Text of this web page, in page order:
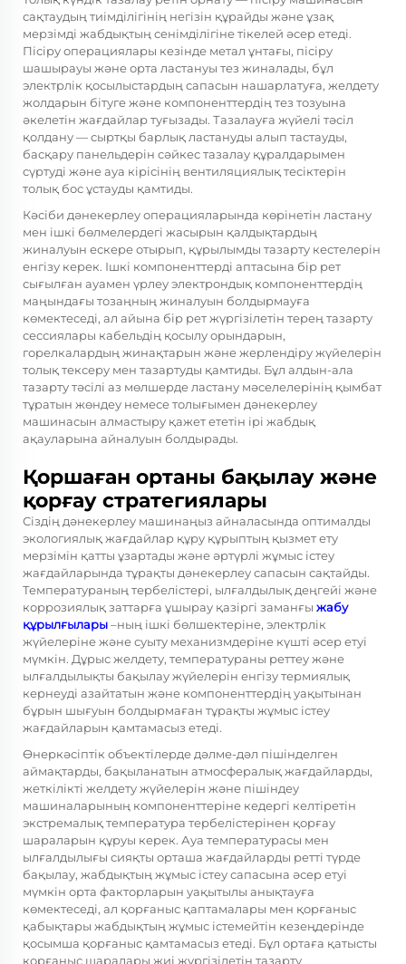
сақтаудың тиімділігінің негізін құрайды және ұзақ
мерзімді жабдықтың сенімділігіне тікелей әсер етеді.
Пісіру операциялары кезінде метал ұнтағы, пісіру
шашырауы және орта ластануы тез жиналады, бұл
электрлік қосылыстардың сапасын нашарлатуға, желдету
жолдарын бітуге және компоненттердің тез тозуына
әкелетін жағдайлар туғызады. Тазалауға жүйелі тәсіл
қолдану — сыртқы барлық ластануды алып тастауды,
басқару панельдерін сәйкес тазалау құралдарымен
сүртуді және ауа кірісінің вентиляциялық тесіктерін
толық бос ұстауды қамтиды.
Кәсіби дәнекерлеу операцияларында көрінетін ластану
мен ішкі бөлмелердегі жасырын қалдықтардың
жиналуын ескере отырып, құрылымды тазарту кестелерін
енгізу керек. Ішкі компоненттерді аптасына бір рет
сығылған ауамен үрлеу электрондық компоненттердің
маңындағы тозаңның жиналуын болдырмауға
көмектеседі, ал айына бір рет жүргізілетін терең тазарту
сессиялары кабельдің қосылу орындарын,
горелкалардың жинақтарын және жерлендіру жүйелерін
толық тексеру мен тазартуды қамтиды. Бұл алдын-ала
тазарту тәсілі аз мөлшерде ластану мәселелерінің қымбат
тұратын жөндеу немесе толығымен дәнекерлеу
машинасын алмастыру қажет ететін ірі жабдық
ақауларына айналуын болдырады.
Қоршаған ортаны бақылау және
қорғау стратегиялары
Сіздің дәнекерлеу машинаңыз айналасында оптималды
экологиялық жағдайлар құру құрыптың қызмет ету
мерзімін қатты ұзартады және әртүрлі жұмыс істеу
жағдайларында тұрақты дәнекерлеу сапасын сақтайды.
Температураның тербелістері, ылғалдылық деңгейі және
коррозиялық заттарға ұшырау қазіргі заманғы жабу
құрылғылары–ның ішкі бөлшектеріне, электрлік
жүйелеріне және суыту механизмдеріне күшті әсер етуі
мүмкін. Дұрыс желдету, температураны реттеу және
ылғалдылықты бақылау жүйелерін енгізу термиялық
кернеуді азайтатын және компоненттердің уақытынан
бұрын шығуын болдырмаған тұрақты жұмыс істеу
жағдайларын қамтамасыз етеді.
Өнеркәсіптік объектілерде дәлме-дәл пішінделген
аймақтарды, бақыланатын атмосфералық жағдайларды,
жеткілікті желдету жүйелерін және пішіндеу
машиналарының компоненттеріне кедергі келтіретін
экстремалық температура тербелістерінен қорғау
шараларын құруы керек. Ауа температурасы мен
ылғалдылығы сияқты орташа жағдайларды ретті түрде
бақылау, жабдықтың жұмыс істеу сапасына әсер етуі
мүмкін орта факторларын уақытылы анықтауға
көмектеседі, ал қорғаныс қаптамалары мен қорғаныс
қабықтары жабдықтың жұмыс істемейтін кезеңдерінде
қосымша қорғаныс қамтамасыз етеді. Бұл ортаға қатысты
қорғаныс шаралары жиі жүргізілетін тазарту